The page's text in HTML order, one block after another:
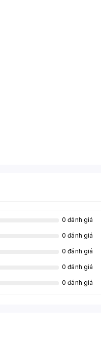
0 đánh giá
0 đánh giá
0 đánh giá
0 đánh giá
0 đánh giá